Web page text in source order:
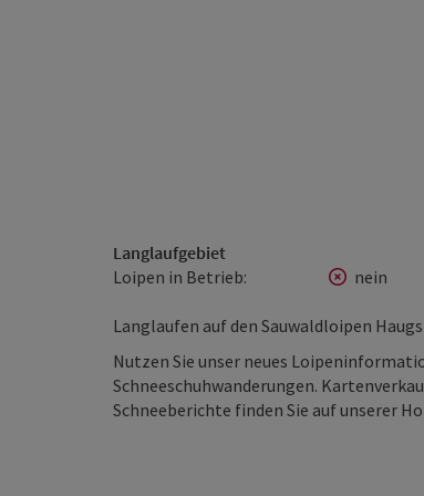
Langlaufgebiet
Loipen in Betrieb:
nein
Langlaufen auf den Sauwaldloipen
Nutzen Sie unser neues
Schneeschuhwanderungen.
Schneeberichte finden Sie auf unserer